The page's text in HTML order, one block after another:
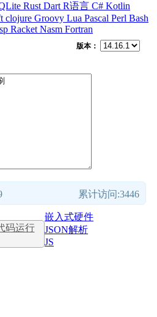
Rust Dart R语言 C# Kotlin
clojure Groovy Lua Pascal Perl Bash
Racket Nasm Fortran
版本：
累计访问:3446
码运行
嵌入式硬件
JSON解析
JS